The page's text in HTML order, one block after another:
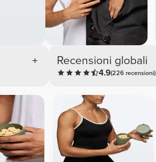
Recensioni globali
4.9(226 recensioni)